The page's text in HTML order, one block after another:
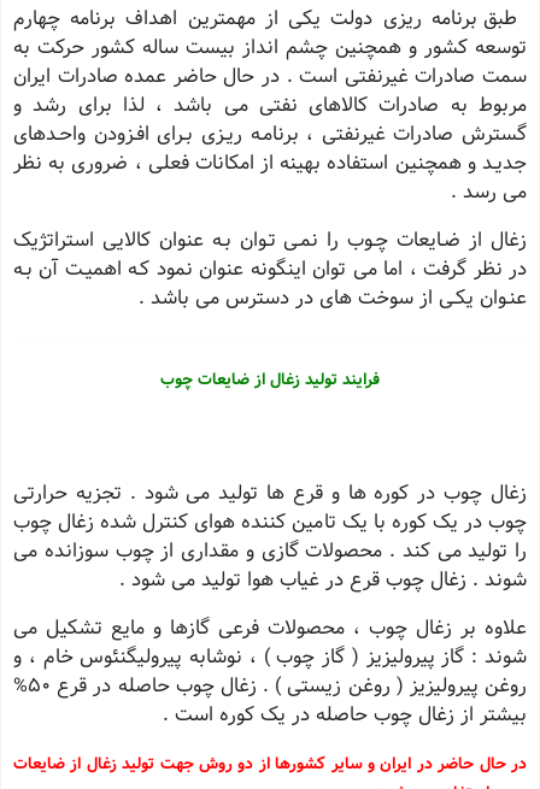
طبق برنامه ریزی دولت یکی از مهمترین اهداف برنامه چهارم
توسعه کشور و همچنین چشم انداز بیست ساله کشور حرکت به
سمت صادرات غیرنفتی است . در حال حاضر عمده صادرات ایران
مربوط به صادرات کالاهای نفتی می باشد ، لذا برای رشد و
گسترش صادرات غیرنفتی ، برنامـه ریـزی بـرای افـزودن واحـدهای
جدیـد و همچنین استفاده بهینه از امکانات فعلی ، ضروری به نظر
می رسد .
زغال از ضـایعات چـوب را نمـی تـوان بـه عنوان کالایی استراتژیک
در نظر گرفت ، اما می توان اینگونه عنوان نمود کـه اهمیـت آن بـه
عنـوان یکـی از سوخت های در دسترس می باشد .
فرایند تولید زغال از ضایعات چوب
زغال چوب در کوره ها و قرع ها تولید می شود . تجزیه حرارتی
چوب در یک کوره با یک تامین کننده هوای کنترل شده زغال چوب
را تولید می کند . محصولات گازی و مقداری از چوب سوزانده می
شوند . زغال چوب قرع در غیاب هوا تولید می شود .
علاوه بر زغال چوب ، محصولات فرعی گازها و مایع تشکیل می
شوند : گاز پیرولیزیز ( گاز چوب ) ، نوشابه پیرولیگنئوس خام ، و
روغن پیرولیزیز ( روغن زیستی ) . زغال چوب حاصله در قرع 50%
بیشتر از زغال چوب حاصله در یک کوره است .
در حال حاضر در ایران و سایر کشورها از دو روش جهت تولید زغال از ضایعات